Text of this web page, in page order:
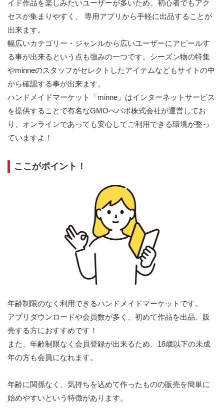
イド作品を楽しみたいユーザーが多いため、初心者でもアク
セスが集まりやすく、 専用アプリから手軽に出品することが
出来ます。
幅広いカテゴリー・ジャンルから広いユーザーにアピールす
る事が出来るという点も強みの一つです。シーズン物の特集
やminneのスタッフがセレクトしたアイテムなどもサイトの中
から確認する事が出来ます。
ハンドメイドマーケット「minne」はインターネットサービス
を提供することで有名なGMOぺバボ株式会社が運営してお
り、オンラインであっても安心してご利用できる環境が整っ
ていますよ！
ここがポイント！
年齢制限のなく利用できるハンドメイドマーケットです。
アプリダウンロードや会員数が多く、初めて作品を出品、販
売する方におすすめです！
また、年齢制限なく会員登録が出来るため、18歳以下の未成
年の方も会員になれます。
年齢に関係なく、気持ちを込めて作ったものの販売を簡単に
始めやすいという特徴があります。